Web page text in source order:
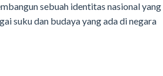
sebuah identitas nasional yang
suku dan budaya yang ada di negara